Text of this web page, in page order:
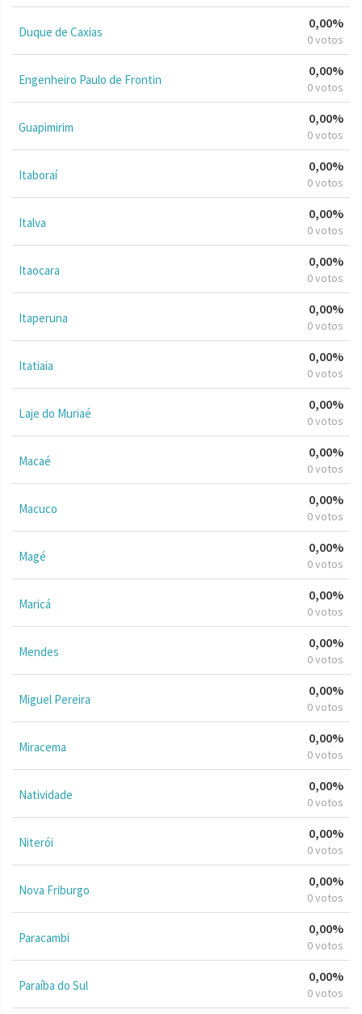
Duque de Caxias
0,00%
0 votos
Engenheiro Paulo de Frontin
0,00%
0 votos
Guapimirim
0,00%
0 votos
Itaboraí
0,00%
0 votos
Italva
0,00%
0 votos
Itaocara
0,00%
0 votos
Itaperuna
0,00%
0 votos
Itatiaia
0,00%
0 votos
Laje do Muriaé
0,00%
0 votos
Macaé
0,00%
0 votos
Macuco
0,00%
0 votos
Magé
0,00%
0 votos
Maricá
0,00%
0 votos
Mendes
0,00%
0 votos
Miguel Pereira
0,00%
0 votos
Miracema
0,00%
0 votos
Natividade
0,00%
0 votos
Niterói
0,00%
0 votos
Nova Friburgo
0,00%
0 votos
Paracambi
0,00%
0 votos
Paraíba do Sul
0,00%
0 votos